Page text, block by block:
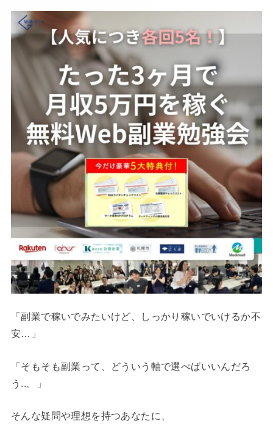
「副業で稼いでみたいけど、しっかり稼いでいけるか不
安…」
「そもそも副業って、どういう軸で選べばいいんだろ
う..。」
そんな疑問や理想を持つあなたに、